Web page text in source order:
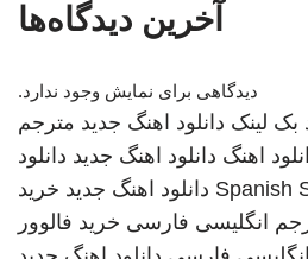
آخرین دیدگاه‌ها
دیدگاهی برای نمایش وجود ندارد.
بک لینک دانلود اهنگ جدید مترجم
اهنگ دانلود اهنگ جدید دانلود
Spanish دانلود اهنگ جدید خرید
انگلیسی فارسی خرید فالوور